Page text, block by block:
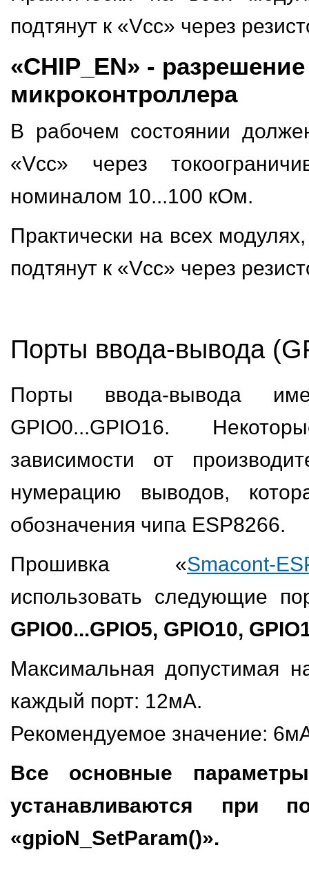
подтянут к «Vcc» через
«CHIP_EN» -
микроконтроллера
В рабочем состоянии
«Vcc» через
номиналом 10...100 кОм.
Практически на всех
подтянут к «Vcc» через
Порты ввода-вывода
Порты ввода-вывода
GPIO0...GPIO16.
зависимости от
нумерацию выводов,
обозначения чипа ESP8266.
Прошивка «Smacont-
использовать следующие
GPIO0...GPIO5, GPIO10,
Максимальная допустимая
каждый порт: 12мА.
Рекомендуемое значение:
Все основные
устанавливаются при
«gpioN_SetParam()».